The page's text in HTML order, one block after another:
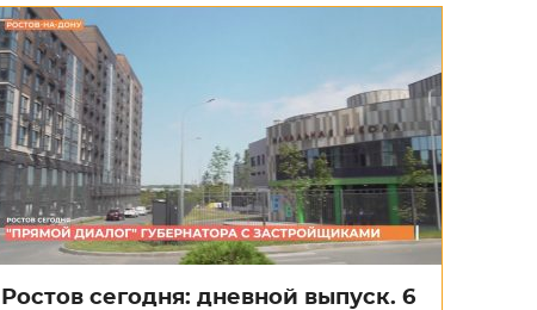
Ростов сегодня: дневной выпуск. 6